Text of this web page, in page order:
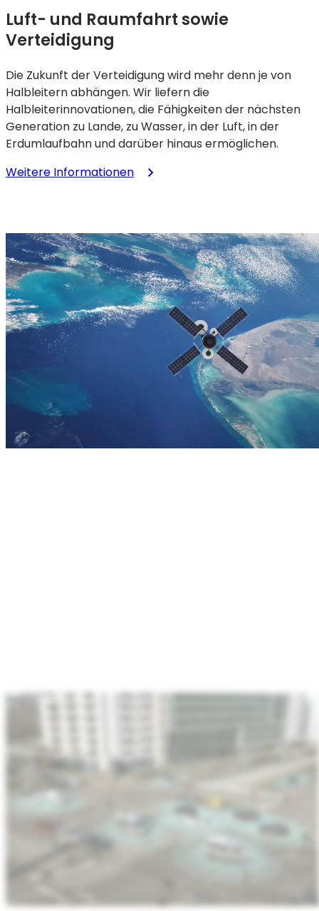
Luft- und Raumfahrt sowie
Verteidigung
Die Zukunft der Verteidigung wird mehr denn je von
Halbleitern abhängen. Wir liefern die
Halbleiterinnovationen, die Fähigkeiten der nächsten
Generation zu Lande, zu Wasser, in der Luft, in der
Erdumlaufbahn und darüber hinaus ermöglichen.
Weitere Informationen:
sowie
Verteidigung